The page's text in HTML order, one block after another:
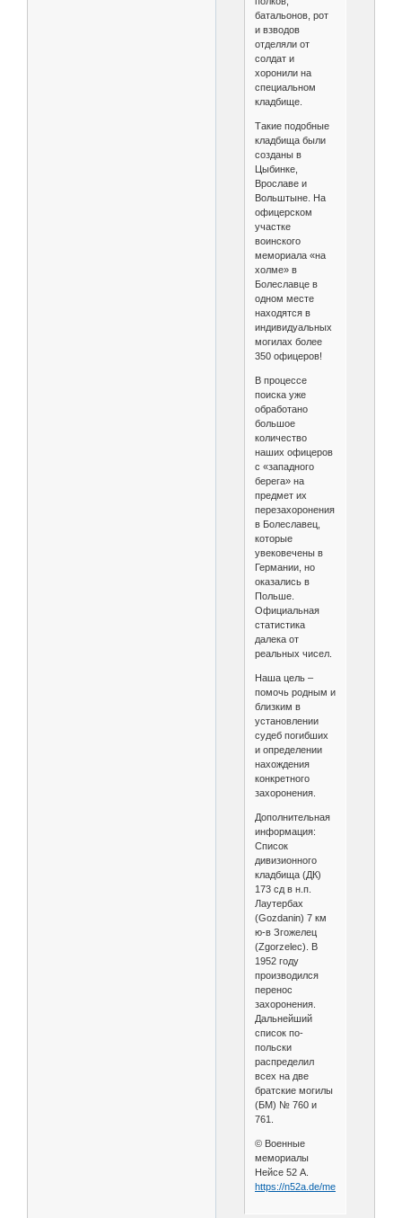
батальонов, рот
и взводов
отделяли от
солдат и
хоронили на
специальном
кладбище.
Такие подобные
кладбища были
созданы в
Цыбинке,
Врославе и
Вольштыне. На
офицерском
участке
воинского
мемориала «на
холме» в
Болеславце в
одном месте
находятся в
индивидуальных
могилах более
350 офицеров!
В процессе
поиска уже
обработано
большое
количество
наших офицеров
с «западного
берега» на
предмет их
перезахоронения
в Болеславец,
которые
увековечены в
Германии, но
оказались в
Польше.
Официальная
статистика
далека от
реальных чисел.
Наша цель –
помочь родным и
близким в
установлении
судеб погибших
и определении
нахождения
конкретного
захоронения.
Дополнительная
информация:
Список
дивизионного
кладбища (ДК)
173 сд в н.п.
Лаутербах
(Gozdanin) 7 км
ю-в Згожелец
(Zgorzelec). В
1952 году
производился
перенос
захоронения.
Дальнейший
список по-
польски
распределил
всех на две
братские могилы
(БМ) № 760 и
761.
© Военные
мемориалы
Нейсе 52 А.
https://n52a.de/memorial/bunzlau